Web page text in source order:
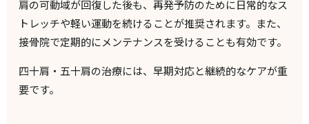
肩の可動域が回復した後も、再発予防のために日常的なス
トレッチや軽い運動を続けることが推奨されます。また、
接骨院で定期的にメンテナンスを受けることも有効です。
四十肩・五十肩の治療には、早期対応と継続的なケアが重
要です。